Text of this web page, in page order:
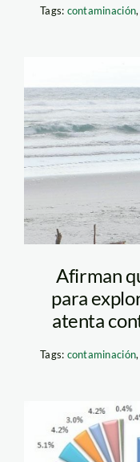
Tags: contaminación,
Afirman
para
atenta
Tags: contaminación,